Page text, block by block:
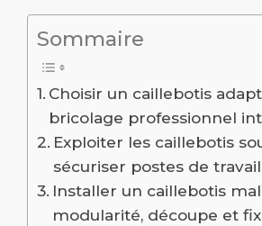
Sommaire
Choisir un caillebotis
bricolage professionnel
Exploiter les caillebotis
sécuriser postes de
Installer un caillebotis
modularité, découpe et